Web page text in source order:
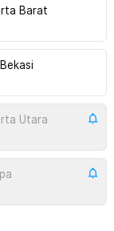
Barat
Utara